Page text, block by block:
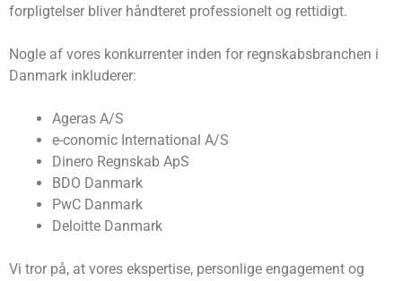
forpligtelser bliver håndteret professionelt og rettidigt.
Nogle af vores konkurrenter inden for regnskabsbranchen i
Danmark inkluderer:
Ageras A/S
e-conomic International A/S
Dinero Regnskab ApS
BDO Danmark
PwC Danmark
Deloitte Danmark
Vi tror på, at vores ekspertise, personlige engagement og